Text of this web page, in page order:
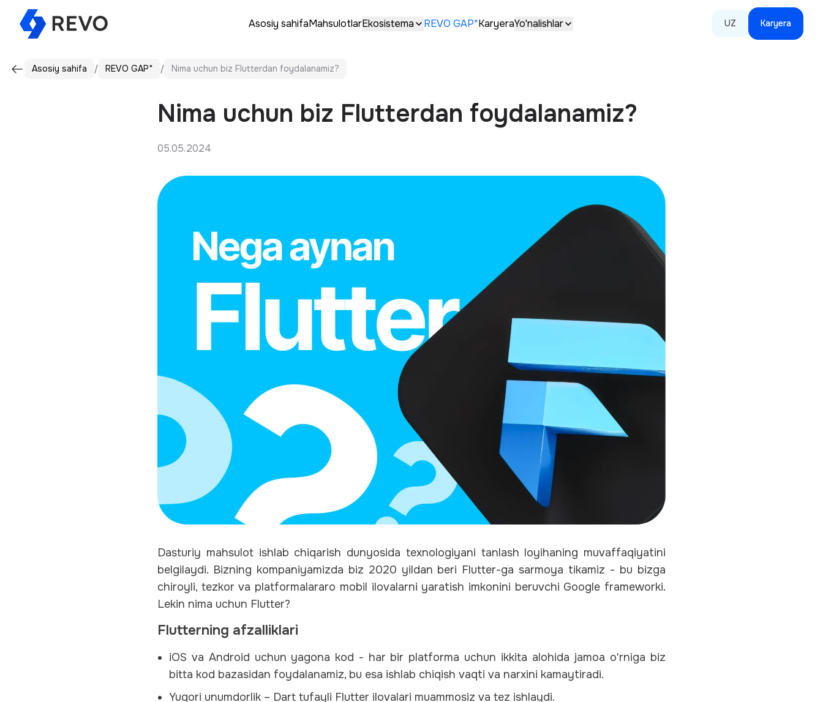
Asosiy sahifaMahsulotlarEkosistema REVO GAP*KaryeraYo'nalishlar UZ Karyera
Asosiy sahifa REVO GAP* Nima uchun biz Flutterdan foydalanamiz?
Nima uchun biz Flutterdan foydalanamiz?
05.05.2024
Dasturiy mahsulot ishlab chiqarish dunyosida texnologiyani tanlash loyihaning muvaffaqiyatini
belgilaydi. Bizning kompaniyamizda biz 2020 yildan beri Flutter-ga sarmoya tikamiz - bu bizga
chiroyli, tezkor va platformalararo mobil ilovalarni yaratish imkonini beruvchi Google frameworki.
Lekin nima uchun Flutter?
Flutterning afzalliklari
iOS va Android uchun yagona kod - har bir platforma uchun ikkita alohida jamoa o'rniga biz
bitta kod bazasidan foydalanamiz, bu esa ishlab chiqish vaqti va narxini kamaytiradi.
Yuqori unumdorlik – Dart tufayli Flutter ilovalari muammosiz va tez ishlaydi.